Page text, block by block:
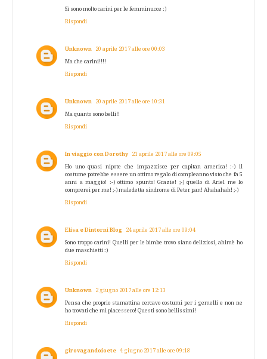
Sì sono molto carini per le femminucce :)
Rispondi
Unknown 20 aprile 2017 alle ore 00:03
Ma che carini!!!!
Rispondi
Unknown 20 aprile 2017 alle ore 10:31
Ma quanto sono belli!!
Rispondi
In viaggio con Dorothy 21 aprile 2017 alle ore 09:05
Ho uno quasi nipote che impazzisce per capitan america! :-) il
costume potrebbe essere un ottimo regalo di compleanno visto che fa 5
anni a maggio! :-) ottimo spunto! Grazie! ;-) quello di Ariel me lo
comprerei per me! ;-) maledetta sindrome di Peter pan! Ahahahah! ;-)
Rispondi
Elisa e Dintorni Blog 24 aprile 2017 alle ore 09:04
Sono troppo carini! Quelli per le bimbe trovo siano deliziosi, ahimè ho
due maschietti :)
Rispondi
Unknown 2 giugno 2017 alle ore 12:13
Pensa che proprio stamattina cercavo costumi per i gemelli e non ne
ho trovati che mi piacessero! Questi sono bellissimi!
Rispondi
girovagandoioete 4 giugno 2017 alle ore 09:18